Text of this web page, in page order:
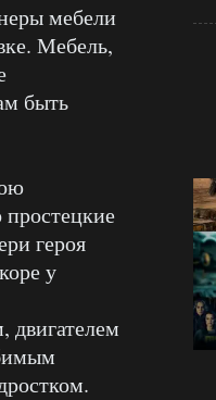
мебели
Мебель,
быть
героя
у
двигателем